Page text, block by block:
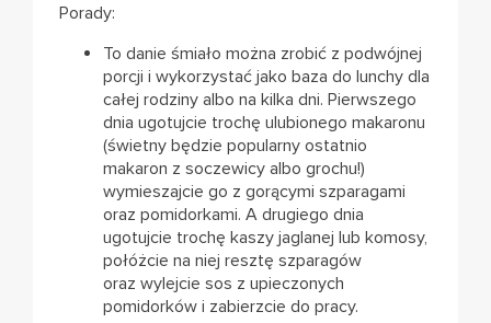
Porady:
To danie śmiało można zrobić z podwójnej
porcji i wykorzystać jako baza do lunchy dla
całej rodziny albo na kilka dni. Pierwszego
dnia ugotujcie trochę ulubionego makaronu
(świetny będzie popularny ostatnio
makaron z soczewicy albo grochu!)
wymieszajcie go z gorącymi szparagami
oraz pomidorkami. A drugiego dnia
ugotujcie trochę kaszy jaglanej lub komosy,
połóżcie na niej resztę szparagów
oraz wylejcie sos z upieczonych
pomidorków i zabierzcie do pracy.